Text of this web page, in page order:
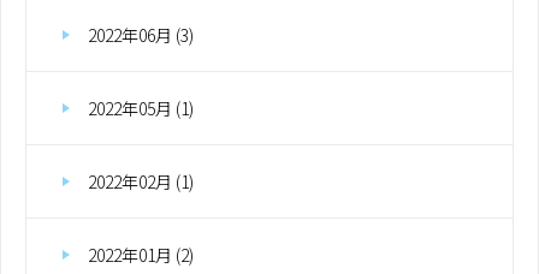
2022年06月 (3)
2022年05月 (1)
2022年02月 (1)
2022年01月 (2)